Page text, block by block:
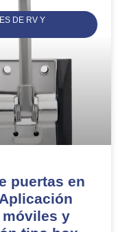
DE RV Y
puertas en
y